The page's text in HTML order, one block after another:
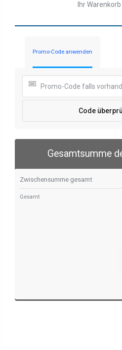
Ihr
Promo-Code anwenden
Code
Gesamtsumme
Zwischensumme gesamt
Gesamt